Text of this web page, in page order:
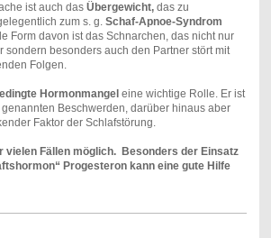
ist auch das Übergewicht,das zu
zum s. g. Schaf-Apnoe-Syndrom
Form davon ist das Schnarchen, das nicht nur
sondern besonders auch den Partner stört mit
Folgen.
Hormonmangel eine wichtige Rolle. Er ist
Beschwerden, darüber hinaus aber
Faktor der Schlafstörung.
vielen Fällen möglich. Besonders der Einsatz
Progesteron kann eine gute Hilfe